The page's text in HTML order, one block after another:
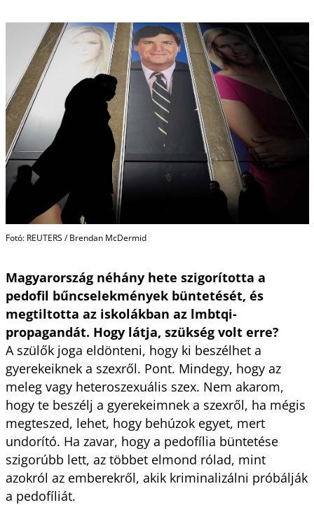
Fotó: REUTERS / Brendan McDermid
Magyarország néhány hete szigorította a
pedofil bűncselekmények büntetését, és
megtiltotta az iskolákban az lmbtqi-
propagandát. Hogy látja, szükség volt erre?
A szülők joga eldönteni, hogy ki beszélhet a
gyerekeiknek a szexről. Pont. Mindegy, hogy az
meleg vagy heteroszexuális szex. Nem akarom,
hogy te beszélj a gyerekeimnek a szexről, ha mégis
megteszed, lehet, hogy behúzok egyet, mert
undorító. Ha zavar, hogy a pedofília büntetése
szigorúbb lett, az többet elmond rólad, mint
azokról az emberekről, akik kriminalizálni próbálják
a pedofíliát.